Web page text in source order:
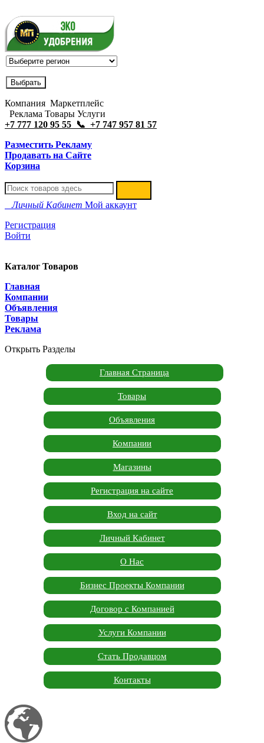
Компания Маркетплейс
Реклама Товары Услуги
+7 777 120 95 55 📞 +7 747 957 81 57
Разместить Рекламу
Продавать на Сайте
Корзина
Личный Кабинет Мой аккаунт
Регистрация
Войти
Каталог Товаров
Главная
Компании
Объявления
Товары
Реклама
Открыть Разделы
Главная Страница
Товары
Объявления
Компании
Магазины
Регистрация на сайте
Вход на сайт
Личный Кабинет
О Нас
Бизнес Проекты Компании
Договор с Компанией
Услуги Компании
Стать Продавцом
Контакты